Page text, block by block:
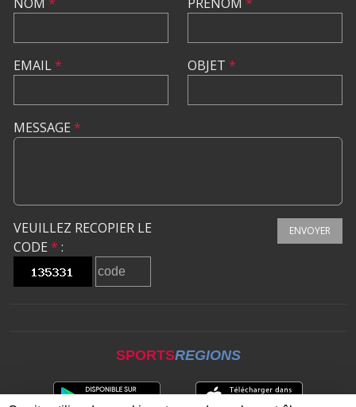
EMAIL* OBJET *
MESSAGE *
VEUILLEZ RECOPIER LE
CODE * :
ENVOYER
SPORTSREGIONS